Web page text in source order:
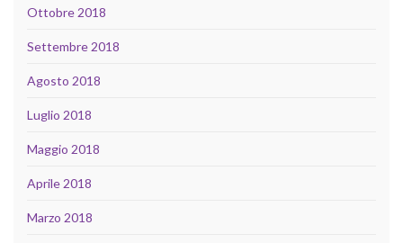
Ottobre 2018
Settembre 2018
Agosto 2018
Luglio 2018
Maggio 2018
Aprile 2018
Marzo 2018